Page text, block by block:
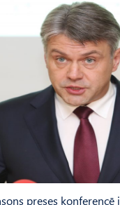
preses